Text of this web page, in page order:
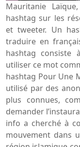
Mauritanie
hashtag sur les
et tweeter. Un
traduire en
hashtag
utiliser ce mot
hashtag Pour Une
utilisé par des
plus connues,
demander
info a cherché à
mouvement dans